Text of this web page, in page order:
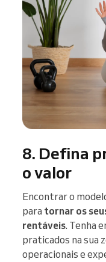
8. Defina
o valor
Encontrar o
para tornar os
rentáveis. Tenha
praticados na sua
operacionais e